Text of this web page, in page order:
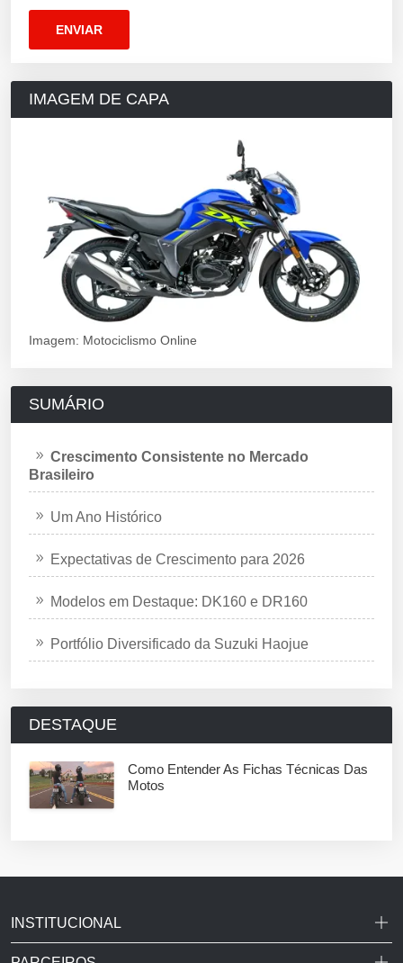
IMAGEM DE CAPA
Imagem: Motociclismo Online
SUMÁRIO
Crescimento Consistente no Mercado
Brasileiro
Um Ano Histórico
Expectativas de Crescimento para 2026
Modelos em Destaque: DK160 e DR160
Portfólio Diversificado da Suzuki Haojue
DESTAQUE
Como Entender As Fichas Técnicas Das
Motos
INSTITUCIONAL